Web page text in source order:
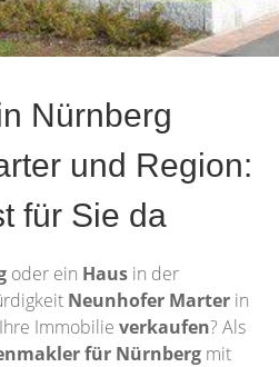
Nürnberg
und Region:
für Sie da
oder ein Haus in der
Neunhofer Marter in
Immobilie verkaufen? Als
für Nürnberg mit